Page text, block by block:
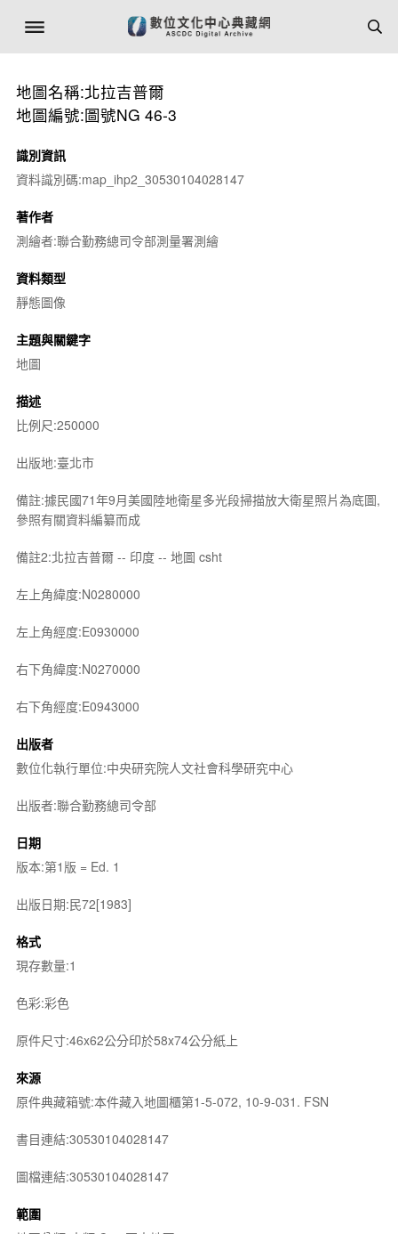
地圖名稱:北拉吉普爾
地圖編號:圖號NG 46-3
識別資訊
資料識別碼:map_ihp2_30530104028147
著作者
測繪者:聯合勤務總司令部測量署測繪
資料類型
靜態圖像
主題與關鍵字
地圖
描述
比例尺:250000
出版地:臺北市
備註:據民國71年9月美國陸地衛星多光段掃描放大衛星照片為底圖,
參照有關資料編纂而成
備註2:北拉吉普爾 -- 印度 -- 地圖 csht
左上角緯度:N0280000
左上角經度:E0930000
右下角緯度:N0270000
右下角經度:E0943000
出版者
數位化執行單位:中央研究院人文社會科學研究中心
出版者:聯合勤務總司令部
日期
版本:第1版 = Ed. 1
出版日期:民72[1983]
格式
現存數量:1
色彩:彩色
原件尺寸:46x62公分印於58x74公分紙上
來源
原件典藏箱號:本件藏入地圖櫃第1-5-072, 10-9-031. FSN
書目連結:30530104028147
圖檔連結:30530104028147
範圍